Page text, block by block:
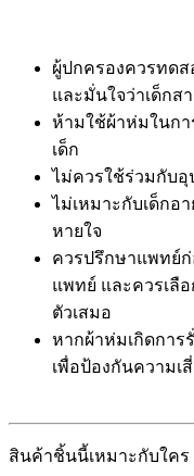
ผู้ปกครองควรทดส
และมั่นใจว่าเด็กส
ห้ามใช้ผ้าห่มในก
เด็ก
ไม่ควรใช้ร่วมกับ
ไม่เหมาะกับเด็กอ
หายใจ
ควรปรึกษาแพทย์
แพทย์ และควรเลื
ตัวเสมอ
หากผ้าห่มเกิดกา
เพื่อป้องกันความเ
สินค้าชิ้นนี้เหมาะกับใคร